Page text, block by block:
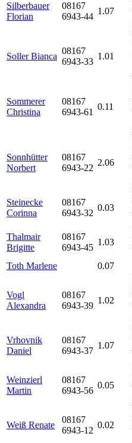
Silberbauer
Florian
08167
6943-44
1.07
Soller Bianca
08167
6943-33
1.01
Sommerer
Christina
08167
6943-61
0.11
Sonnhütter
Norbert
08167
6943-22
2.06
Steinecke
Corinna
08167
6943-32
0.03
Thalmair
Brigitte
08167
6943-45
1.03
Toth Marlene
0.07
Vogl
Alexandra
08167
6943-39
1.02
Vrhovnik
Daniel
08167
6943-37
1.07
Weinzierl
Martin
08167
6943-56
0.05
Weiß Renate
08167
6943-12
0.02